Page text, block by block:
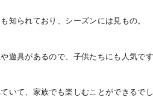
知られており、シーズンには見もの。
遊具があるので、子供たちにも人気です
いて、家族でも楽しむことができるでし